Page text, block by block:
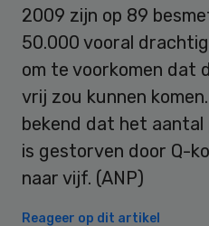
2009 zijn op 89
50.000 vooral
om te voorkomen dat
vrij zou kunnen
bekend dat het
is gestorven door Q-
naar vijf. (ANP)
Reageer op dit artikel